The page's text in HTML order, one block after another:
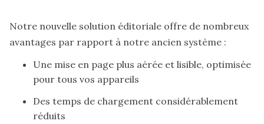
Notre nouvelle solution éditoriale offre de nombreux
avantages par rapport à notre ancien système :
Une mise en page plus aérée et lisible, optimisée
pour tous vos appareils
Des temps de chargement considérablement
réduits